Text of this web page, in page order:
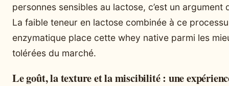
personnes sensibles au lactose, c’est un argument
La faible teneur en lactose combinée à ce
enzymatique place cette whey native parmi les
tolérées du marché.
Le goût, la texture et la miscibilité : une